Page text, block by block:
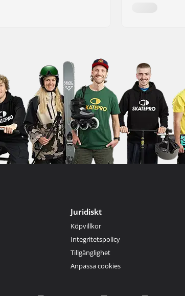
Juridiskt
Köpvillkor
Integritetspolicy
Tillgänglighet
Anpassa cookies